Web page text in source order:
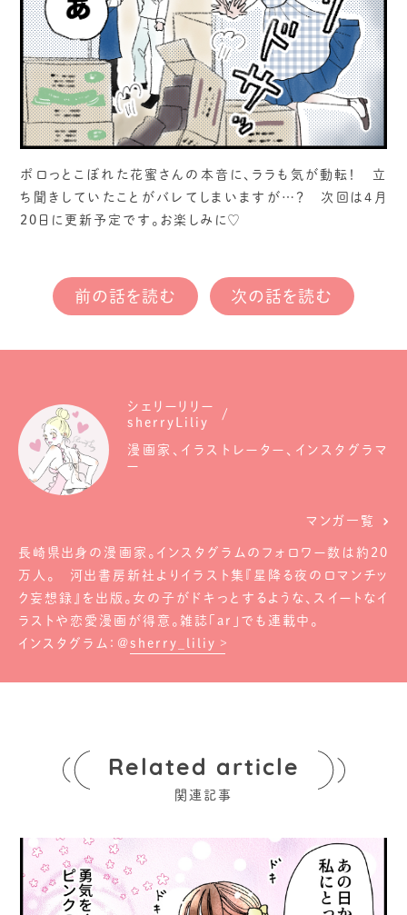
ポロっとこぼれた花蜜さんの本音に、ララも気が動転！ 立
ち聞きしていたことがバレてしまいますが…？ 次回は4月
20日に更新予定です。お楽しみに♡
前の話を読む 次の話を読む
シェリーリリー
sherryLiliy
漫画家、イラストレーター、インスタグラマ
ー
マンガ一覧
長崎県出身の漫画家。インスタグラムのフォロワー数は約20
万人。 河出書房新社よりイラスト集『星降る夜のロマンチッ
ク妄想録』を出版。女の子がドキっとするような、スイートなイ
ラストや恋愛漫画が得意。雑誌「ar」でも連載中。
インスタグラム：@ sherry_liliy
Related article
関連記事